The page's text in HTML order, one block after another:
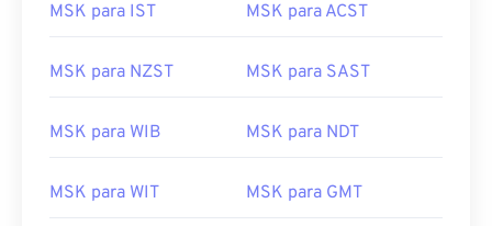
MSK para IST MSK para ACST
MSK para NZST MSK para SAST
MSK para WIB MSK para NDT
MSK para WIT MSK para GMT